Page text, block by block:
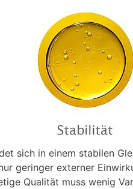
sich in einem stabilen
geringer externer
Qualität muss wenig